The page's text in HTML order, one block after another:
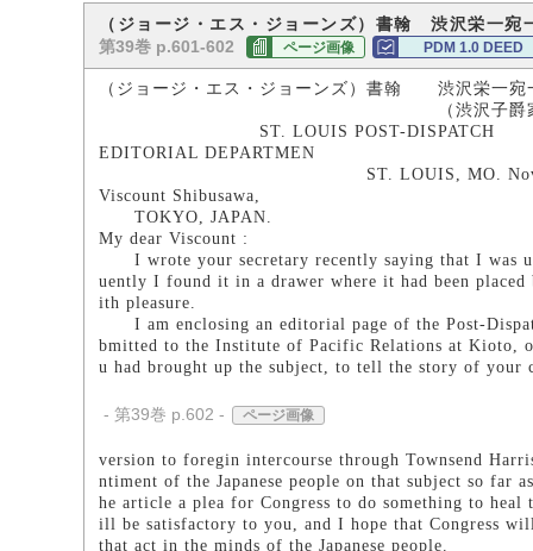
（ジョージ・エス・ジョーンズ）書翰 渋沢栄一宛
第39巻 p.601-602 ページ画像 PDM 1.0 DEED
（ジョージ・エス・ジョーンズ）書翰 渋沢栄一宛
（渋沢子爵家所
ST. LOUIS POST-DISPATCH
EDITORIAL DEPARTMEN
ST. LOUIS, MO. Nov. 12,
Viscount Shibusawa,
TOKYO, JAPAN.
My dear Viscount :
I wrote your secretary recently saying that I was
uently I found it in a drawer where it had been
ith pleasure.
I am enclosing an editorial page of the Post-
bmitted to the Institute of Pacific Relations at Kioto,
u had brought up the subject, to tell the story of your
- 第39巻 p.602 - ページ画像
version to foregin intercourse through Townsend
ntiment of the Japanese people on that subject so
he article a plea for Congress to do something to
ill be satisfactory to you, and I hope that Congress
that act in the minds of the Japanese people.